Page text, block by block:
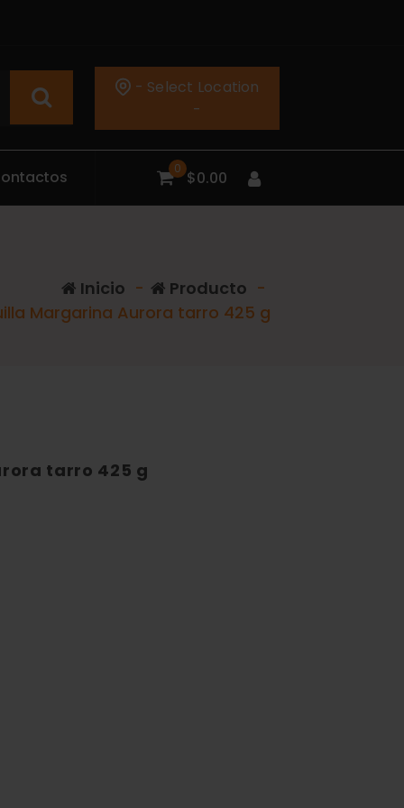
- Select Location
-
ontactos 0 $0.00
Inicio - Producto -
Margarina Aurora tarro 425 g
tarro 425 g